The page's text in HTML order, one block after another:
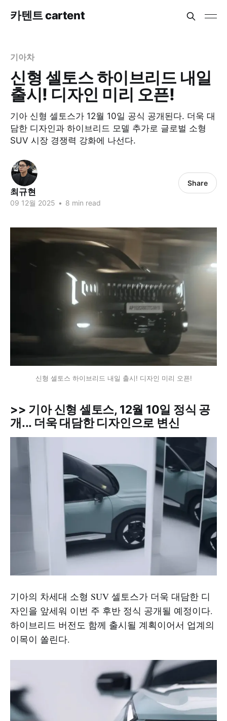
카텐트 cartent
기아차
신형 셀토스 하이브리드 내일
출시! 디자인 미리 오픈!
기아 신형 셀토스가 12월 10일 공식 공개된다. 더욱 대
담한 디자인과 하이브리드 모델 추가로 글로벌 소형
SUV 시장 경쟁력 강화에 나선다.
최규현
09 12월 2025 • 8 min read
Share
신형 셀토스 하이브리드 내일 출시! 디자인 미리 오픈!
>> 기아 신형 셀토스, 12월 10일 정식 공
개... 더욱 대담한 디자인으로 변신
기아의 차세대 소형 SUV 셀토스가 더욱 대담한 디
자인을 앞세워 이번 주 후반 정식 공개될 예정이다.
하이브리드 버전도 함께 출시될 계획이어서 업계의
이목이 쏠린다.